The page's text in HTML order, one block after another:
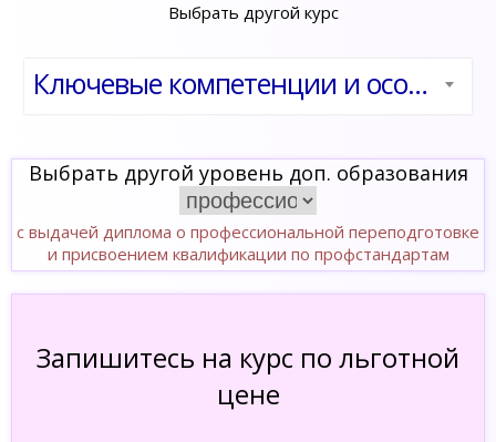
Выбрать другой курс
Ключевые компетенции и особенности их применения в профессиональной деятельности учителя русского языка и литературы в условиях реализации обновленных ФГОС
Выбрать другой уровень доп. образования
с выдачей диплома о профессиональной переподготовке
и присвоением квалификации по профстандартам
Запишитесь на курс по льготной
цене